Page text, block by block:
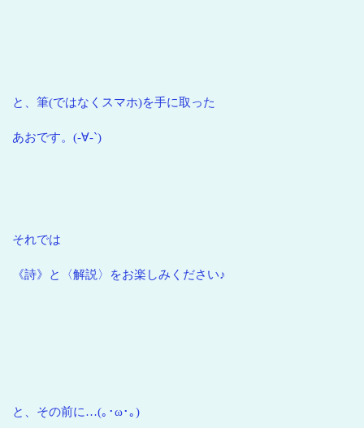
と、筆(ではなくスマホ)を手に取った
あおです。(-∀-`)
それでは
《詩》と〈解説〉をお楽しみください♪
と、その前に…(｡･ω･｡)